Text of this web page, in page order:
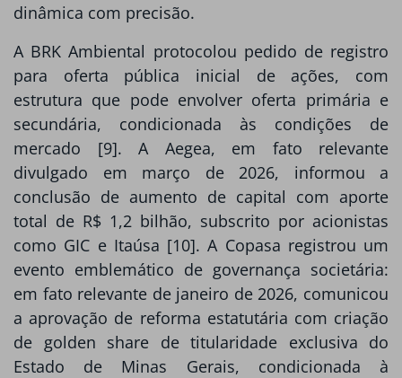
dinâmica com precisão.
A BRK Ambiental protocolou pedido de registro
para oferta pública inicial de ações, com
estrutura que pode envolver oferta primária e
secundária, condicionada às condições de
mercado [9]. A Aegea, em fato relevante
divulgado em março de 2026, informou a
conclusão de aumento de capital com aporte
total de R$ 1,2 bilhão, subscrito por acionistas
como GIC e Itaúsa [10]. A Copasa registrou um
evento emblemático de governança societária:
em fato relevante de janeiro de 2026, comunicou
a aprovação de reforma estatutária com criação
de golden share de titularidade exclusiva do
Estado de Minas Gerais, condicionada à